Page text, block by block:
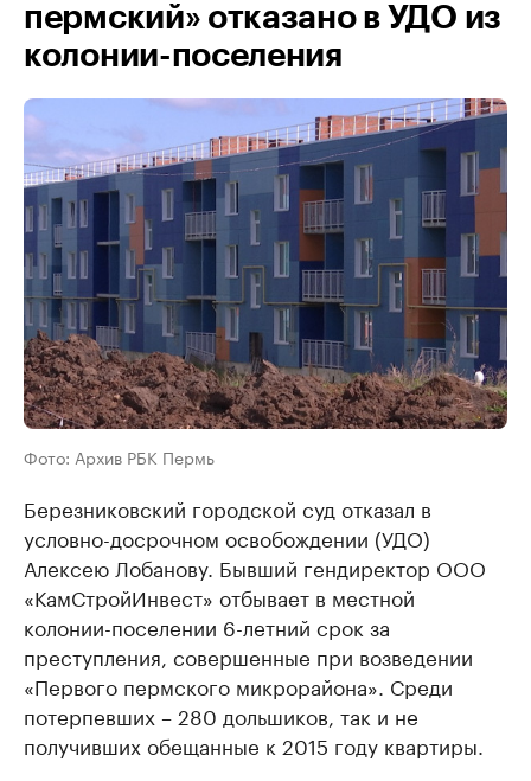
пермский» отказано в УДО из
колонии-поселения
Фото: Архив РБК Пермь
Березниковский городской суд отказал в
условно-досрочном освобождении (УДО)
Алексею Лобанову. Бывший гендиректор ООО
«КамСтройИнвест» отбывает в местной
колонии-поселении 6-летний срок за
преступления, совершенные при возведении
«Первого пермского микрорайона». Среди
потерпевших – 280 дольшиков, так и не
получивших обещанные к 2015 году квартиры.